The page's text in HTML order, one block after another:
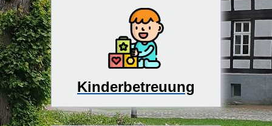
Kinderbetreuung